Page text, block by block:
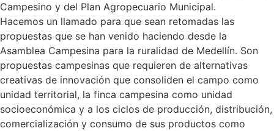
Campesino y del Plan Agropecuario Municipal.
Hacemos un llamado para que sean retomadas las
propuestas que se han venido haciendo desde la
Asamblea Campesina para la ruralidad de Medellín. Son
propuestas campesinas que requieren de alternativas
creativas de innovación que consoliden el campo como
unidad territorial, la finca campesina como unidad
socioeconómica y a los ciclos de producción, distribución,
comercialización y consumo de sus productos como